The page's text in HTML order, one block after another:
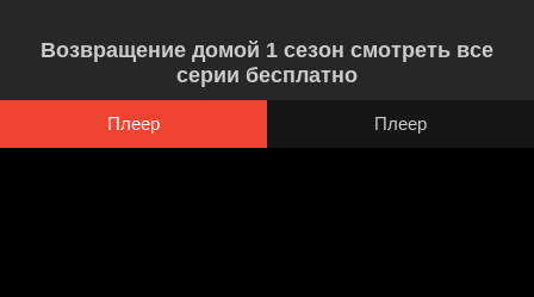
Возвращение домой 1 сезон смотреть все
серии бесплатно
Плеер Плеер